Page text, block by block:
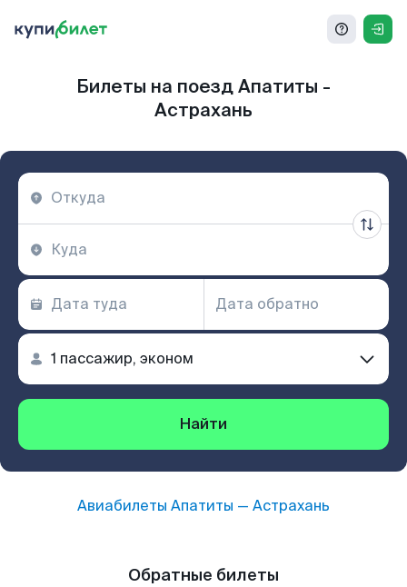
Билеты на поезд Апатиты -
Астрахань
Найти
Авиабилеты Апатиты — Астрахань
Обратные билеты